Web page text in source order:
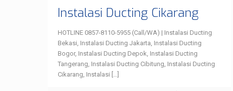
Instalasi Ducting Cikarang
HOTLINE 0857-8110-5955 (Call/WA) | Instalasi Ducting
Bekasi, Instalasi Ducting Jakarta, Instalasi Ducting
Bogor, Instalasi Ducting Depok, Instalasi Ducting
Tangerang, Instalasi Ducting Cibitung, Instalasi Ducting
Cikarang, Instalasi […]